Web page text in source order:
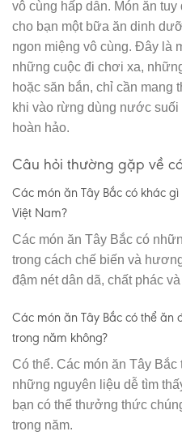
vô cùng hấp dẫn. Món ăn
cho bạn một bữa ăn dinh
ngon miệng vô cùng. Đây là
những cuộc đi chơi xa,
hoặc săn bắn, chỉ cần mang
khi vào rừng dùng nước
hoàn hảo.
Câu hỏi thường gặp về
Các món ăn Tây Bắc có khác
Việt Nam?
Các món ăn Tây Bắc có
trong cách chế biến và
đậm nét dân dã, chất phác
Các món ăn Tây Bắc có thể
trong năm không?
Có thể. Các món ăn Tây
những nguyên liệu dễ tìm
bạn có thể thưởng thức
trong năm.